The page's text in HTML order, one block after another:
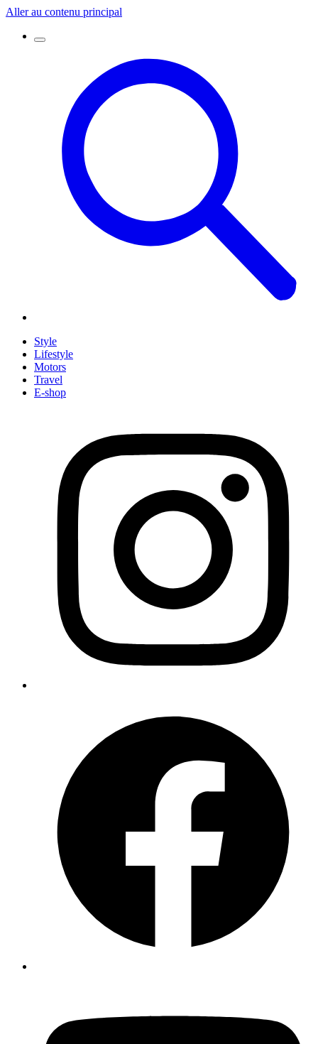
Aller au contenu principal
Style
Lifestyle
Motors
Travel
E-shop